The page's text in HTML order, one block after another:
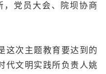
，党员大会、院坝协商
次主题教育要达到的
代文明实践所负责人姚